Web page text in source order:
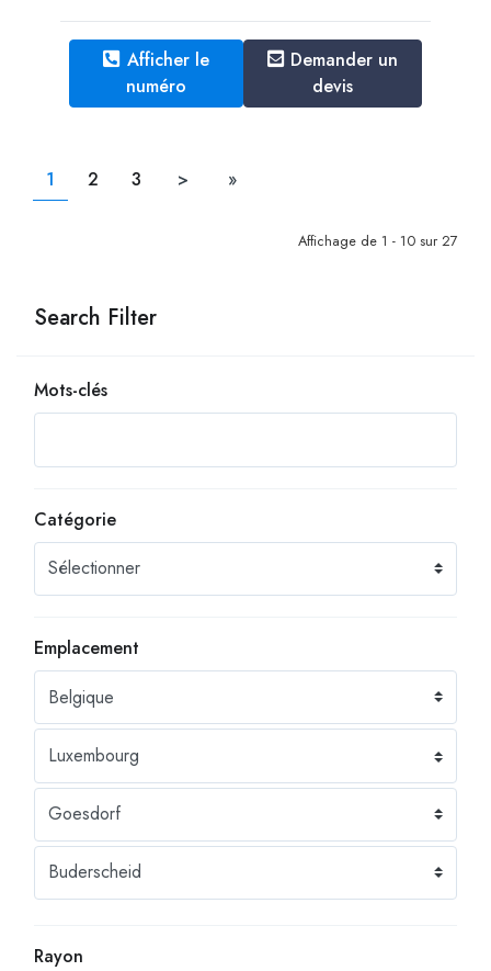
Search Filter
Mots-clés
Catégorie
Emplacement
Rayon
Afficher le
numéro
Demander un
devis
1 2 3 > »
Affichage de 1 - 10 sur 27